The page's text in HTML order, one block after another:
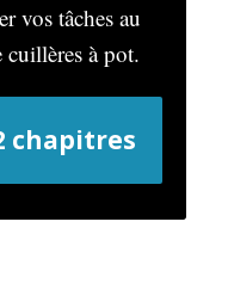
vos tâches au
à pot.
chapitres